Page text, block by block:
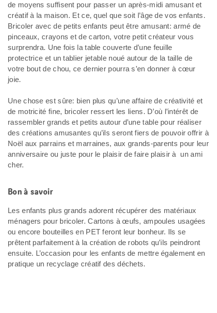
de moyens suffisent pour passer un après-midi amusant et
créatif à la maison. Et ce, quel que soit l’âge de vos enfants.
Bricoler avec de petits enfants peut être amusant: armé de
pinceaux, crayons et de carton, votre petit créateur vous
surprendra. Une fois la table couverte d’une feuille
protectrice et un tablier jetable noué autour de la taille de
votre bout de chou, ce dernier pourra s’en donner à cœur
joie.
Une chose est sûre: bien plus qu’une affaire de créativité et
de motricité fine, bricoler ressert les liens. D’où l’intérêt de
rassembler grands et petits autour d’une table pour réaliser
des créations amusantes qu’ils seront fiers de pouvoir offrir à
Noël aux parrains et marraines, aux grands-parents pour leur
anniversaire ou juste pour le plaisir de faire plaisir à un ami
cher.
Bon à savoir
Les enfants plus grands adorent récupérer des matériaux
ménagers pour bricoler. Cartons à œufs, ampoules usagées
ou encore bouteilles en PET feront leur bonheur. Ils se
prêtent parfaitement à la création de robots qu’ils peindront
ensuite. L’occasion pour les enfants de mettre également en
pratique un recyclage créatif des déchets.